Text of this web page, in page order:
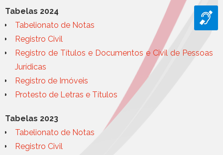
Tabelas 2024
Tabelionato de Notas
Registro Civil
Registro de Títulos e Documentos e Civil de Pessoas
Jurídicas
Registro de Imóveis
Protesto de Letras e Títulos
Tabelas 2023
Tabelionato de Notas
Registro Civil